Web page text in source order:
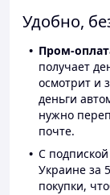
Удобно,
Пром-
получает
осмотрит и
деньги
нужно
почте.
С
Украине за
покупки,